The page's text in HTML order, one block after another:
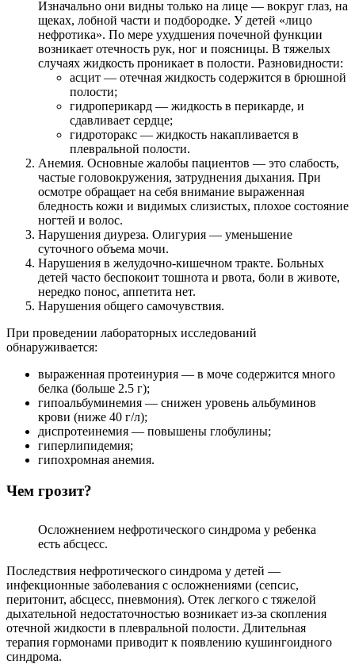
Изначально они видны только на лице — вокруг глаз, на
щеках, лобной части и подбородке. У детей «лицо
нефротика». По мере ухудшения почечной функции
возникает отечность рук, ног и поясницы. В тяжелых
случаях жидкость проникает в полости. Разновидности:
асцит — отечная жидкость содержится в брюшной
полости;
гидроперикард — жидкость в перикарде, и
сдавливает сердце;
гидроторакс — жидкость накапливается в
плевральной полости.
Анемия. Основные жалобы пациентов — это слабость,
частые головокружения, затруднения дыхания. При
осмотре обращает на себя внимание выраженная
бледность кожи и видимых слизистых, плохое состояние
ногтей и волос.
Нарушения диуреза. Олигурия — уменьшение
суточного объема мочи.
Нарушения в желудочно-кишечном тракте. Больных
детей часто беспокоит тошнота и рвота, боли в животе,
нередко понос, аппетита нет.
Нарушения общего самочувствия.
При проведении лабораторных исследований
обнаруживается:
выраженная протеинурия — в моче содержится много
белка (больше 2.5 г);
гипоальбуминемия — снижен уровень альбуминов
крови (ниже 40 г/л);
диспротеинемия — повышены глобулины;
гиперлипидемия;
гипохромная анемия.
Чем грозит?
Осложнением нефротического синдрома у ребенка
есть абсцесс.
Последствия нефротического синдрома у детей —
инфекционные заболевания с осложнениями (сепсис,
перитонит, абсцесс, пневмония). Отек легкого с тяжелой
дыхательной недостаточностью возникает из-за скопления
отечной жидкости в плевральной полости. Длительная
терапия гормонами приводит к появлению кушингоидного
синдрома.